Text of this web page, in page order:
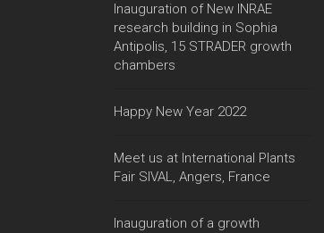
Inauguration of New INRAE
research building in Sophia
Antipolis, 15 STRADER growth
chambers
Happy New Year 2022
Meet us at International Plants
Fair SIVAL, Angers, France
Inauguration of a growth